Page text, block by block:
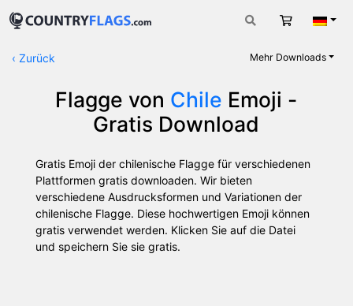
Warenkorb
‹ Zurück Mehr Downloads
Flagge von Chile Emoji -
Gratis Download
Gratis Emoji der chilenische Flagge für verschiedenen
Plattformen gratis downloaden. Wir bieten
verschiedene Ausdrucksformen und Variationen der
chilenische Flagge. Diese hochwertigen Emoji können
gratis verwendet werden. Klicken Sie auf die Datei
und speichern Sie sie gratis.